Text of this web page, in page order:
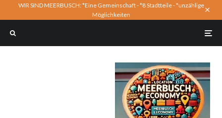
WIR SIND MEERBUSCH: *Eine Gemeinschaft - *8 Stadtteile - *unzählige
Möglichkeiten